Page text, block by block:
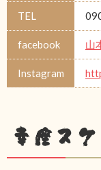
TEL
facebook 山
Instagram
幸座ス